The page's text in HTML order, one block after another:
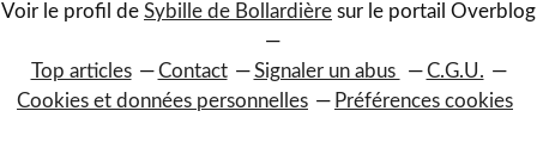
Voir le profil de Sybille de Bollardière sur le portail Overblog
Top articles Contact Signaler un abus
C.G.U.
Cookies et données personnelles
Préférences cookies